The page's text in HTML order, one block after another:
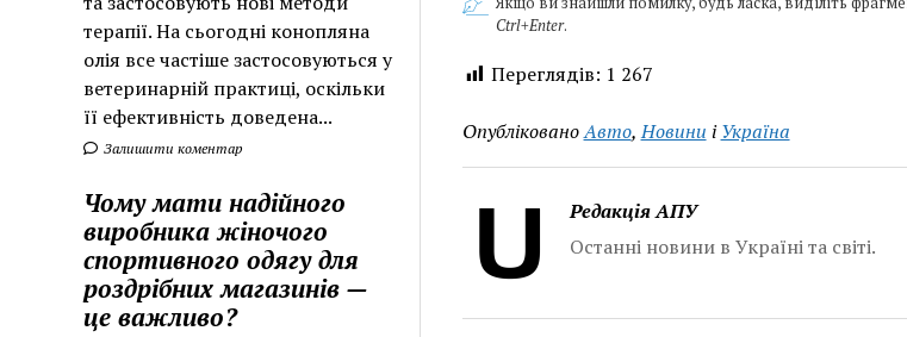
терапії. На сьогодні конопляна
олія все частіше застосовуються у
ветеринарній практиці, оскільки
її ефективність доведена...
Залишити коментар
Чому мати надійного
виробника жіночого
спортивного одягу для
роздрібних магазинів —
це важливо?
Ctrl+Enter.
Переглядів: 1 267
ОпублікованоАвто,Новини іУкраїна
Редакція АПУ
Останні новини в Україні та світі.